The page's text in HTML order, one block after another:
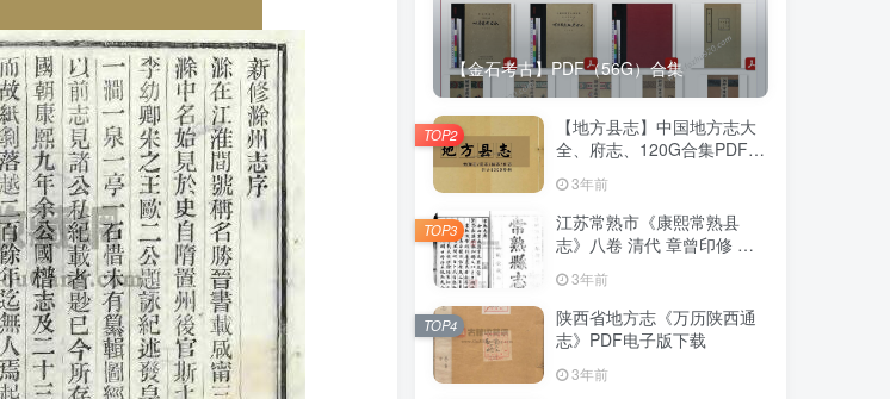
【金石考古】PDF（56G）合集
【地方县志】中国地方志大
全、府志、120G合集PDF高
清下载
3年前
TOP2
江苏常熟市《康熙常熟县
志》八卷 清代 章曾印修 曾
倬纂PDF影印本高清电子版
下载3年前
TOP3
陕西省地方志《万历陕西通
志》PDF电子版下载
3年前
TOP4